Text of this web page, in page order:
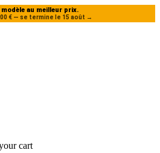
modèle au meilleur prix.
€ — se termine le 15 août →
cart